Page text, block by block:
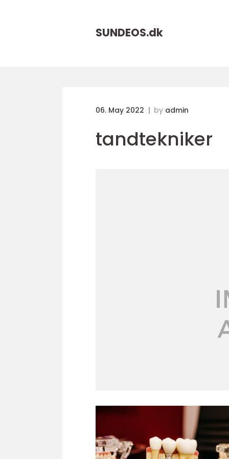
SUNDEOS.dk
06. May 2022 by admin
tandtekniker